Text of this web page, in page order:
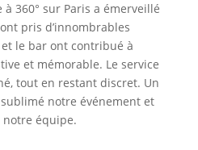
360° sur Paris a émerveillé
pris d’innombrables
et le bar ont contribué à
et mémorable. Le service
tout en restant discret. Un
notre événement et
notre équipe.